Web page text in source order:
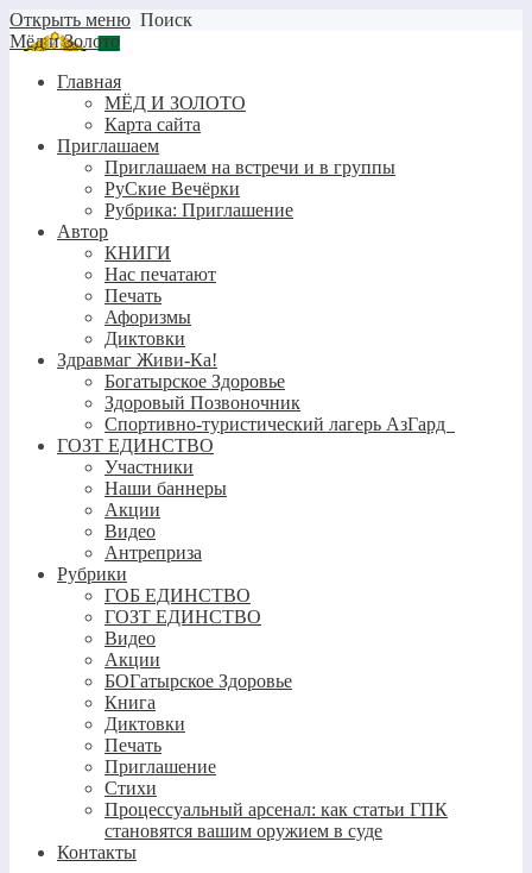
Открыть меню Поиск
Мёд и Золото
Главная
МЁД И ЗОЛОТО
Карта сайта
Приглашаем
Приглашаем на встречи и в группы
РуСкие Вечёрки
Рубрика: Приглашение
Автор
КНИГИ
Нас печатают
Печать
Афоризмы
Диктовки
Здравмаг Живи-Ка!
Богатырское Здоровье
Здоровый Позвоночник
Спортивно-туристический лагерь АзГард
ГОЗТ ЕДИНСТВО
Участники
Наши баннеры
Акции
Видео
Антреприза
Рубрики
ГОБ ЕДИНСТВО
ГОЗТ ЕДИНСТВО
Видео
Акции
БОГатырское Здоровье
Книга
Диктовки
Печать
Приглашение
Стихи
Процессуальный арсенал: как статьи ГПК
становятся вашим оружием в суде
Контакты